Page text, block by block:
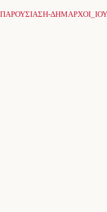
ΠΑΡΟΥΣΙΑΣΗ-